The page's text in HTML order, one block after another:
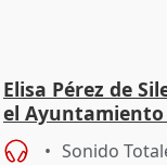
Elisa Pérez de
el
Sonido